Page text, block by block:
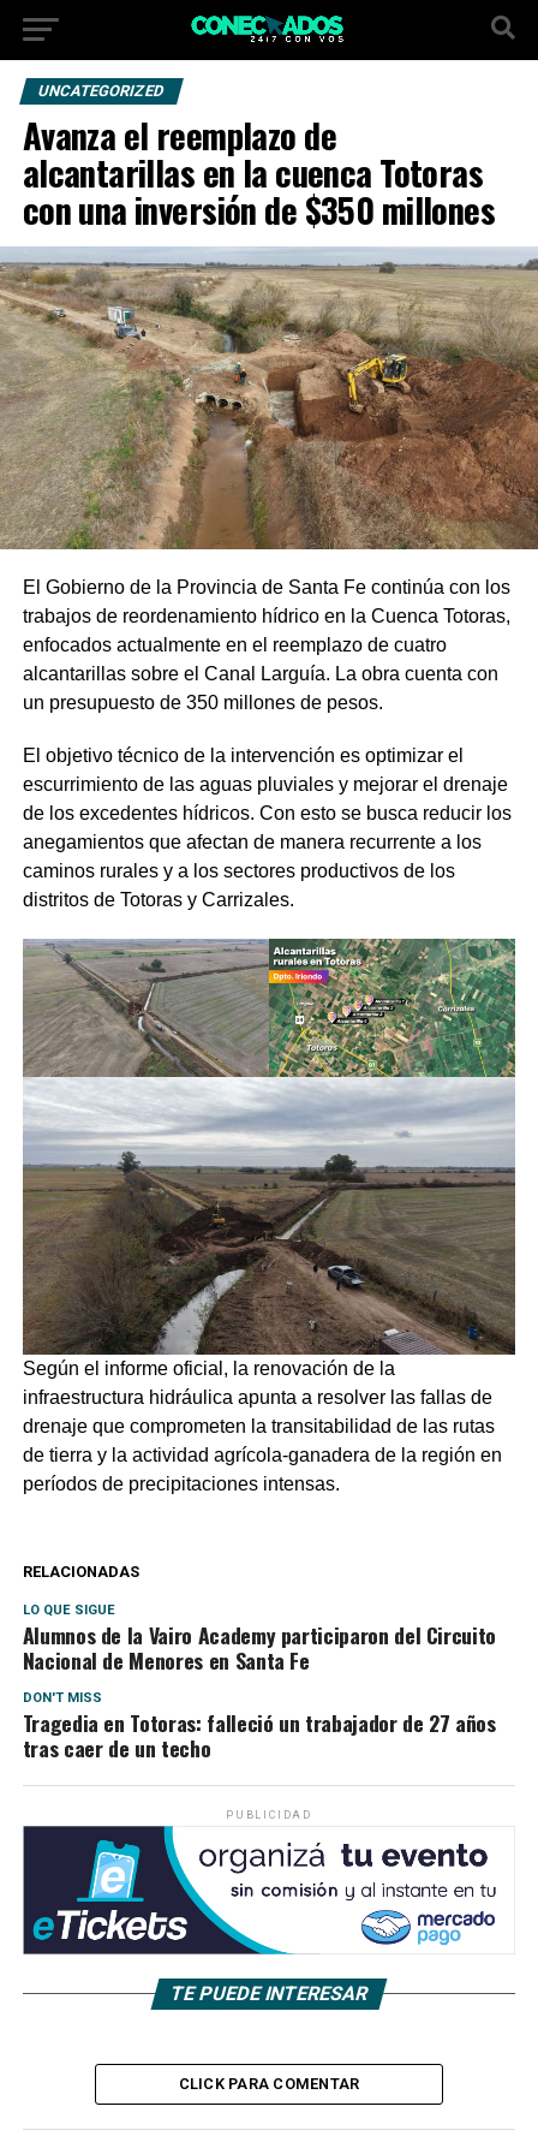
UNCATEGORIZED
Avanza el reemplazo de
alcantarillas en la cuenca Totoras
con una inversión de $350 millones
El Gobierno de la Provincia de Santa Fe continúa con los
trabajos de reordenamiento hídrico en la Cuenca Totoras,
enfocados actualmente en el reemplazo de cuatro
alcantarillas sobre el Canal Larguía. La obra cuenta con
un presupuesto de 350 millones de pesos.
El objetivo técnico de la intervención es optimizar el
escurrimiento de las aguas pluviales y mejorar el drenaje
de los excedentes hídricos. Con esto se busca reducir los
anegamientos que afectan de manera recurrente a los
caminos rurales y a los sectores productivos de los
distritos de Totoras y Carrizales.
Según el informe oficial, la renovación de la
infraestructura hidráulica apunta a resolver las fallas de
drenaje que comprometen la transitabilidad de las rutas
de tierra y la actividad agrícola-ganadera de la región en
períodos de precipitaciones intensas.
RELACIONADAS
LO QUE SIGUE
Alumnos de la Vairo Academy participaron del Circuito
Nacional de Menores en Santa Fe
DON'T MISS
Tragedia en Totoras: falleció un trabajador de 27 años
tras caer de un techo
PUBLICIDAD
TE PUEDE INTERESAR
CLICK PARA COMENTAR